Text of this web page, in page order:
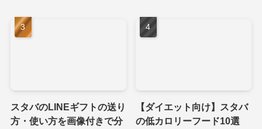
スタバのLINEギフトの送り
方・使い方を画像付きで分
【ダイエット向け】スタバ
の低カロリーフード10選